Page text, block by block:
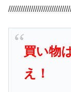
買い物
え！